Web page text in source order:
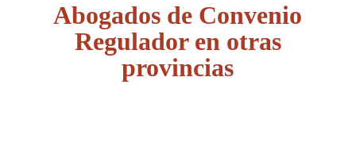
Abogados de Convenio
Regulador en otras
provincias